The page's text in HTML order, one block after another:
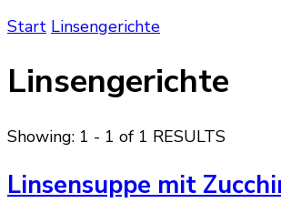
Start Linsengerichte
Linsengerichte
Showing: 1 - 1 of 1 RESULTS
Linsensuppe mit